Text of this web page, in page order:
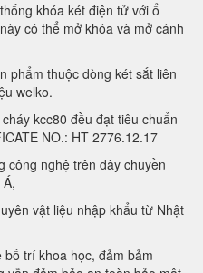
khóa két điện tử với ổ
có thể mở khóa và mở cánh
phẩm thuộc dòng két sắt liên
welko.
kcc80 đều đạt tiêu chuẩn
NO.: HT 2776.12.17
công nghệ trên dây chuyền
vật liệu nhập khẩu từ Nhật
trí khoa học, đảm bảm